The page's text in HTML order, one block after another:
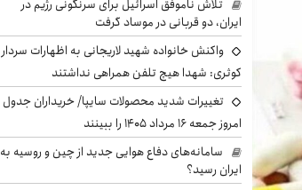
تلاش ناموفق اسرائیل برای سرنگونی رژیم در
ایران، دو قربانی در موساد گرفت
واکنش خانواده شهید لاریجانی به اظهارات سردار
کوثری: شهدا هیچ تلفن همراهی نداشتند
تغییرات شدید محصولات سایپا/ خریداران جدول
امروز جمعه ۱۶ مرداد ۱۴۰۵ را ببینند
سامانه‌های دفاع هوایی جدید از چین و روسیه به
ایران رسید؟